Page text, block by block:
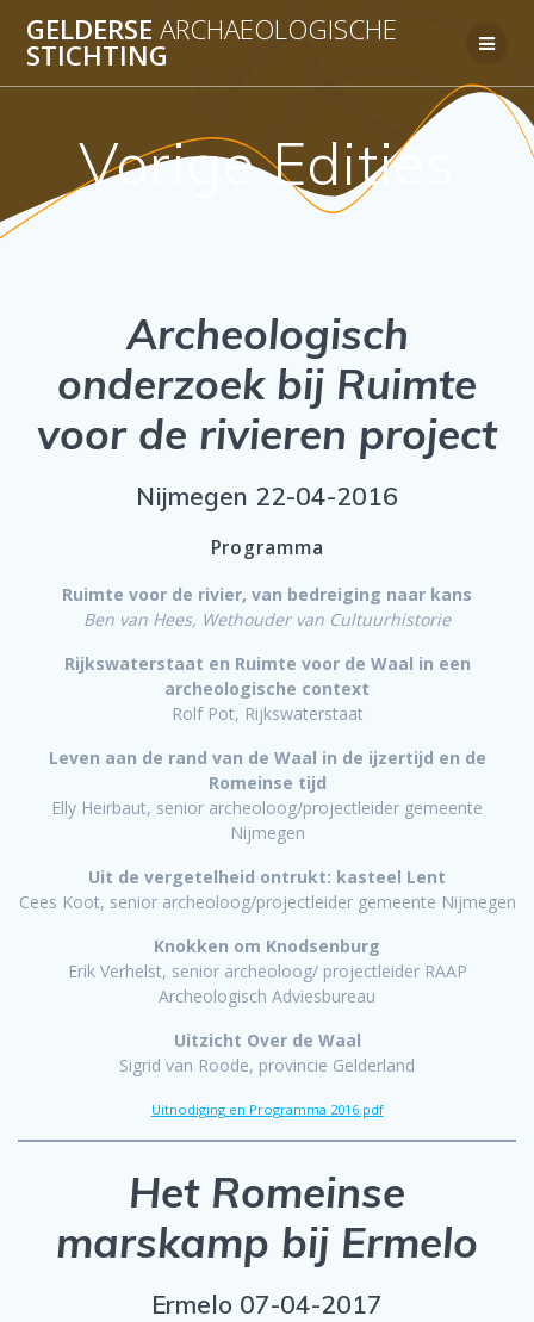
naar
inhoud
GELDERSE ARCHAEOLOGISCHE
STICHTING
Vorige Edities
Archeologisch
onderzoek bij Ruimte
voor de rivieren project
Nijmegen 22-04-2016
Programma
Ruimte voor de rivier, van bedreiging naar kans
Ben van Hees, Wethouder van Cultuurhistorie
Rijkswaterstaat en Ruimte voor de Waal in een
archeologische context
Rolf Pot, Rijkswaterstaat
Leven aan de rand van de Waal in de ijzertijd en de
Romeinse tijd
Elly Heirbaut, senior archeoloog/projectleider gemeente
Nijmegen
Uit de vergetelheid ontrukt: kasteel Lent
Cees Koot, senior archeoloog/projectleider gemeente Nijmegen
Knokken om Knodsenburg
Erik Verhelst, senior archeoloog/ projectleider RAAP
Archeologisch Adviesbureau
Uitzicht Over de Waal
Sigrid van Roode, provincie Gelderland
Uitnodiging en Programma 2016.pdf
Het Romeinse
marskamp bij Ermelo
Ermelo 07-04-2017